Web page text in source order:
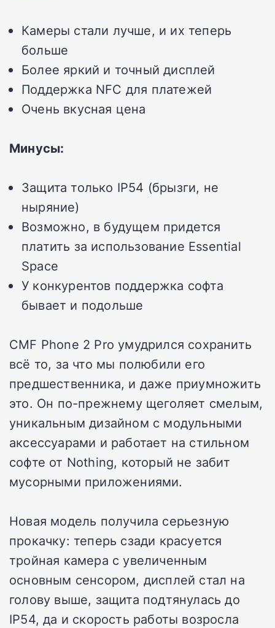
Камеры стали лучше, и их теперь
больше
Более яркий и точный дисплей
Поддержка NFC для платежей
Очень вкусная цена
Минусы:
Защита только IP54 (брызги, не
ныряние)
Возможно, в будущем придется
платить за использование Essential
Space
У конкурентов поддержка софта
бывает и подольше
CMF Phone 2 Pro умудрился сохранить
всё то, за что мы полюбили его
предшественника, и даже приумножить
это. Он по-прежнему щеголяет смелым,
уникальным дизайном с модульными
аксессуарами и работает на стильном
софте от Nothing, который не забит
мусорными приложениями.
Новая модель получила серьезную
прокачку: теперь сзади красуется
тройная камера с увеличенным
основным сенсором, дисплей стал на
голову выше, защита подтянулась до
IP54, да и скорость работы возросла